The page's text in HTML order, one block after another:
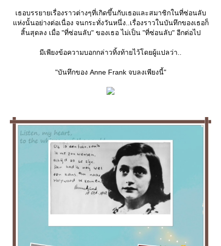
เธอบรรยายเรื่องราวต่างๆที่เกิดขึ้นกับเธอและสมาชิกในที่ซ่อนลับ
ห่งนั้นอย่างต่อเนื่อง จนกระทั่งวันหนึ่ง..เรื่องราวในบันทึกของเธอก็
สิ้นสุดลง เมื่อ "ที่ซ่อนลับ" ของเธอ ไม่เป็น "ที่ซ่อนลับ" อีกต่อไป
มีเพียงข้อความบอกกล่าวทิ้งท้ายไว้โดยผู้แปลว่า..
"บันทึกของ Anne Frank จบลงเพียงนี้"